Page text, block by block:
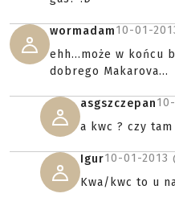
wormadam10-01-
ehh...może w końcu
dobrego Makarova...
asgszczepan
a kwc ? czy
Igur10-01-2013
Kwa/kwc to u